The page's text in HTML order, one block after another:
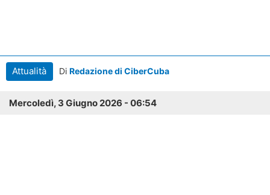
Attualità Di Redazione di CiberCuba
Mercoledì, 3 Giugno 2026 - 06:54